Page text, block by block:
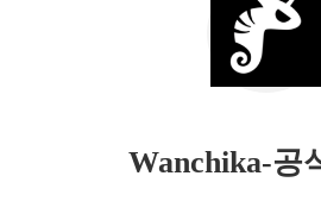
Wanchika-공